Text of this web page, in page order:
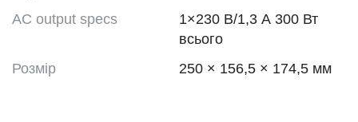
AC output specs
1×230 В/1,3 А 300 Вт
всього
Розмір
250 × 156,5 × 174,5 мм